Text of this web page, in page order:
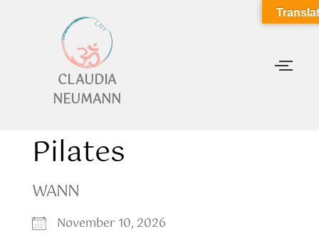
CLAUDIA
NEUMANN
Pilates
WANN
November 10, 2026